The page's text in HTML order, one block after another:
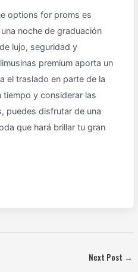
options for proms es
noche de graduación
lujo, seguridad y
premium aporta un
el traslado en parte de la
tiempo y considerar las
puedes disfrutar de una
que hará brillar tu gran
Next Post →